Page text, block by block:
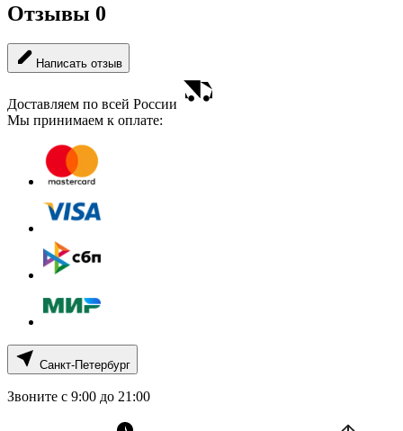
Отзывы 0
Написать отзыв
Доставляем по всей России
Мы принимаем к оплате:
Санкт-Петербург
Звоните с 9:00 до 21:00